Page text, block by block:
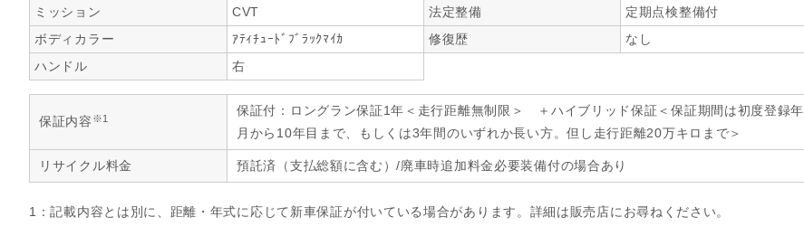
ミッション
CVT 法定整備
定期点検整備付
ボディカラー
ｱﾃｨﾁｭｰﾄﾞﾌﾞﾗｯｸﾏｲｶ 修復歴
なし
ハンドル
右
保証内容 ※1
保証付：ロングラン保証1年＜走行距離無制限＞ ＋ハイブリッド保証＜保証期間は初度登録年
月から10年目まで、もしくは3年間のいずれか長い方。但し走行距離20万キロまで＞
リサイクル料金 預託済（支払総額に含む）/廃車時追加料金必要装備付の場合あり
1：記載内容とは別に、距離・年式に応じて新車保証が付いている場合があります。詳細は販売店にお尋ねください。